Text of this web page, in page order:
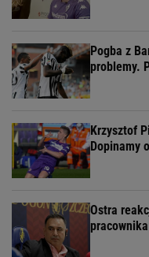
Pogba z
problemy.
Krzysztof
Dopinamy
Ostra